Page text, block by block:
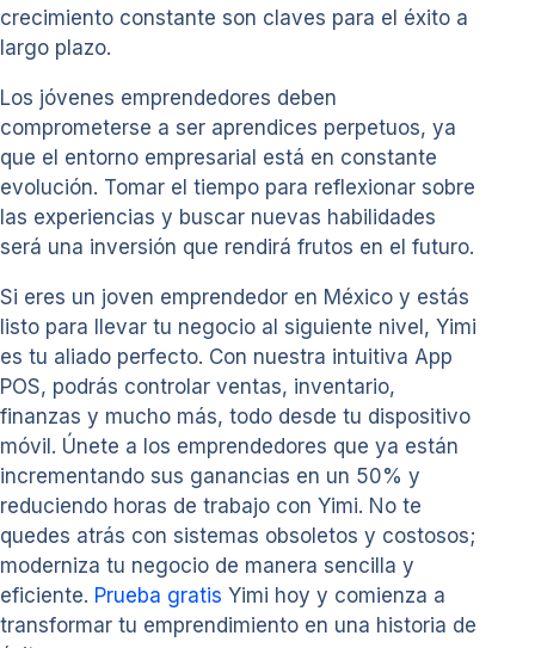
crecimiento constante son claves para el éxito a
largo plazo.
Los jóvenes emprendedores deben
comprometerse a ser aprendices perpetuos, ya
que el entorno empresarial está en constante
evolución. Tomar el tiempo para reflexionar sobre
las experiencias y buscar nuevas habilidades
será una inversión que rendirá frutos en el futuro.
Si eres un joven emprendedor en México y estás
listo para llevar tu negocio al siguiente nivel, Yimi
es tu aliado perfecto. Con nuestra intuitiva App
POS, podrás controlar ventas, inventario,
finanzas y mucho más, todo desde tu dispositivo
móvil. Únete a los emprendedores que ya están
incrementando sus ganancias en un 50% y
reduciendo horas de trabajo con Yimi. No te
quedes atrás con sistemas obsoletos y costosos;
moderniza tu negocio de manera sencilla y
eficiente. Prueba gratis Yimi hoy y comienza a
transformar tu emprendimiento en una historia de